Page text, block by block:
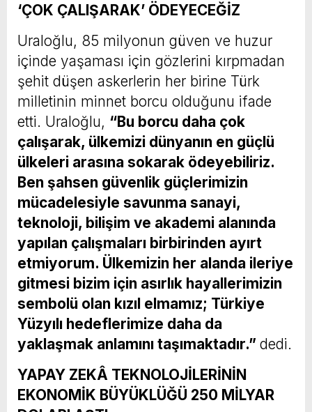
‘ÇOK ÇALIŞARAK’ ÖDEYECEĞİZ
Uraloğlu, 85 milyonun güven ve huzur
içinde yaşaması için gözlerini kırpmadan
şehit düşen askerlerin her birine Türk
milletinin minnet borcu olduğunu ifade
etti. Uraloğlu, “Bu borcu daha çok
çalışarak, ülkemizi dünyanın en güçlü
ülkeleri arasına sokarak ödeyebiliriz.
Ben şahsen güvenlik güçlerimizin
mücadelesiyle savunma sanayi,
teknoloji, bilişim ve akademi alanında
yapılan çalışmaları birbirinden ayırt
etmiyorum. Ülkemizin her alanda ileriye
gitmesi bizim için asırlık hayallerimizin
sembolü olan kızıl elmamız; Türkiye
Yüzyılı hedeflerimize daha da
yaklaşmak anlamını taşımaktadır.” dedi.
YAPAY ZEKÂ TEKNOLOJİLERİNİN
EKONOMİK BÜYÜKLÜĞÜ 250 MİLYAR